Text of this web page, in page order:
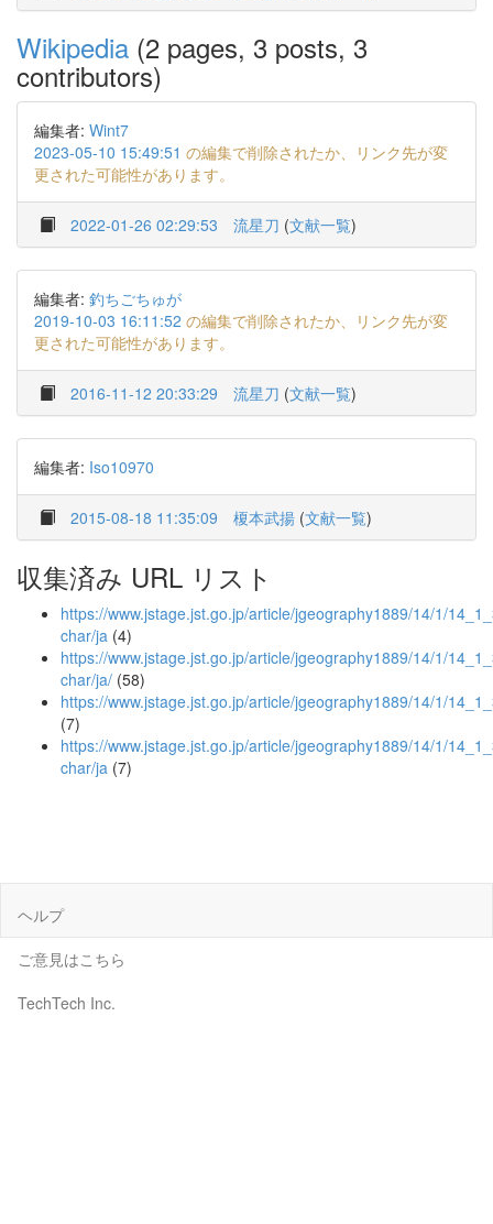
Wikipedia (2 pages, 3 posts, 3
contributors)
編集者: Wint7
2023-05-10 15:49:51 の編集で削除されたか、リンク先が変
更された可能性があります。
2022-01-26 02:29:53 流星刀 (文献一覧)
編集者: 釣ちごちゅが
2019-10-03 16:11:52 の編集で削除されたか、リンク先が変
更された可能性があります。
2016-11-12 20:33:29 流星刀 (文献一覧)
編集者: Iso10970
2015-08-18 11:35:09 榎本武揚 (文献一覧)
収集済み URL リスト
https://www.jstage.jst.go.jp/article/jgeography1889/14/1/
char/ja (4)
https://www.jstage.jst.go.jp/article/jgeography1889/14/1/
char/ja/ (58)
https://www.jstage.jst.go.jp/article/jgeography1889/14/1/
(7)
https://www.jstage.jst.go.jp/article/jgeography1889/14/1/
char/ja (7)
ヘルプ
ご意見はこちら
TechTech Inc.